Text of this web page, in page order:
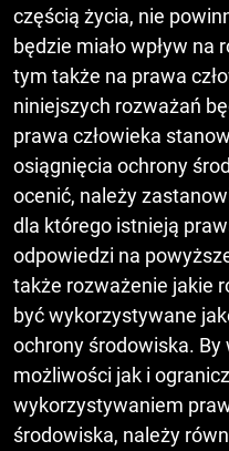
częścią życia, nie
będzie miało wpływ na
tym także na prawa
niniejszych rozważań
prawa człowieka
osiągnięcia ochrony
ocenić, należy
dla którego istnieją
odpowiedzi na
także rozważenie jakie
być wykorzystywane
ochrony środowiska. By
możliwości jak i
wykorzystywaniem
środowiska, należy